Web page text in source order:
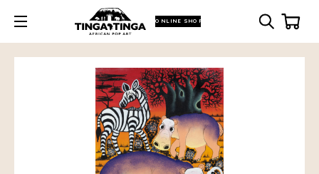
ONLINE SHOP